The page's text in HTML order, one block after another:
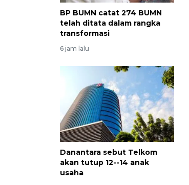
BP BUMN catat 274 BUMN
telah ditata dalam rangka
transformasi
6 jam lalu
Danantara sebut Telkom
akan tutup 12--14 anak
usaha